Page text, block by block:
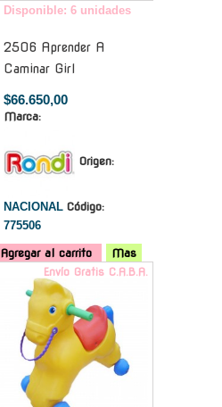
Disponible: 6 unidades
2506 Aprender A
Caminar Girl
$66.650,00
Marca:
Origen:
NACIONAL Código:
775506
Agregar al carrito
Mas
Envío Gratis C.A.B.A.